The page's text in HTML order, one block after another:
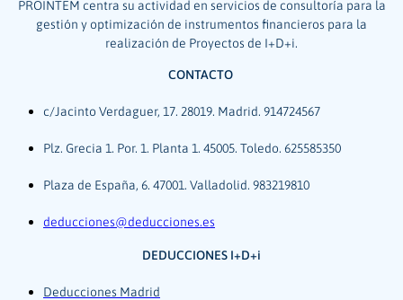
PROINTEM centra su actividad en servicios de consultoría para la
gestión y optimización de instrumentos financieros para la
realización de Proyectos de I+D+i.
CONTACTO
c/Jacinto Verdaguer, 17. 28019. Madrid. 914724567
Plz. Grecia 1. Por. 1. Planta 1. 45005. Toledo. 625585350
Plaza de España, 6. 47001. Valladolid. 983219810
deducciones@deducciones.es
DEDUCCIONES I+D+i
Deducciones Madrid